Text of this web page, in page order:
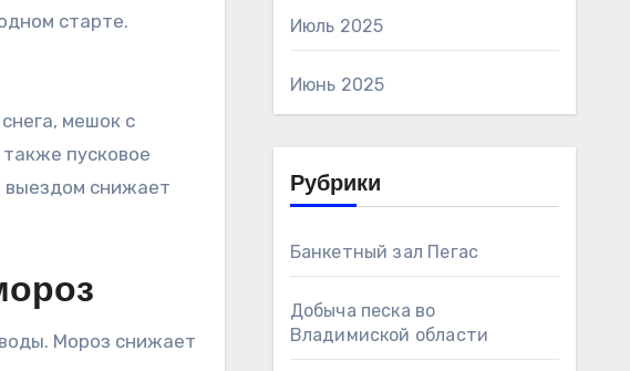
старте.
мешок с
пусковое
выездом снижает
Мороз снижает
Июль 2025
Июнь 2025
Рубрики
Банкетный зал Пегас
Добыча песка во
Владимиской области